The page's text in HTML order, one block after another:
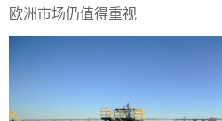
欧洲市场仍值得重视